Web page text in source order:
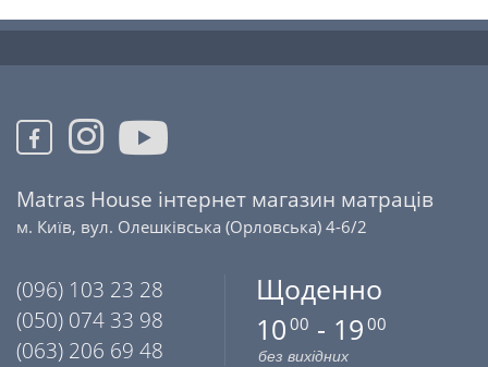
Matras House інтернет магазин матраців
м. Київ, вул. Олешківська (Орловська) 4-6/2
(096) 103 23 28
(050) 074 33 98
(063) 206 69 48
Щоденно
10 00 - 19 00
без вихідних